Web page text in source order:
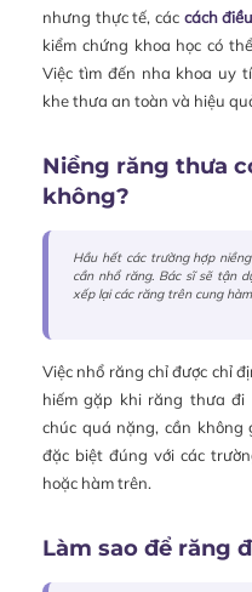
nhưng thực tế, các cách
kiểm chứng khoa học có
Việc tìm đến nha khoa uy
khe thưa an toàn và hiệu
Niềng răng thưa
không?
Hầu hết các trường hợp
cần nhổ răng. Bác sĩ sẽ tận
xếp lại các răng trên cung
Việc nhổ răng chỉ được chỉ
hiếm gặp khi răng thưa đi
chúc quá nặng, cần
đặc biệt đúng với các
hoặc hàm trên.
Làm sao để răng